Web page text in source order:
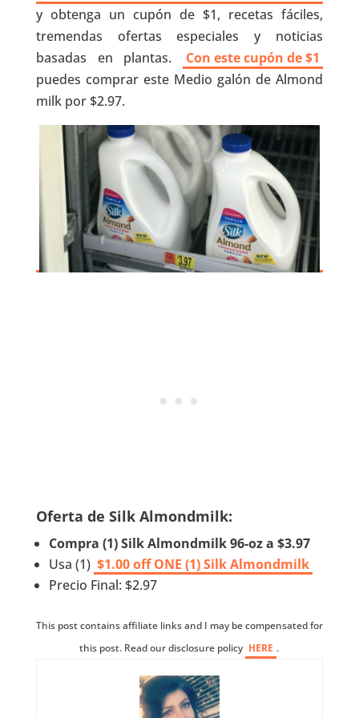
y obtenga un cupón de $1, recetas fáciles,
tremendas ofertas especiales y noticias
basadas en plantas.
Con este cupón de $1
puedes comprar este Medio galón de Almond
milk por $2.97.
Oferta de Silk Almondmilk:
Compra (1) Silk Almondmilk 96-oz a $3.97
Usa (1) $1.00 off ONE (1) Silk Almondmilk
Precio Final: $2.97
This post contains affiliate links and I may be compensated for
this post. Read our disclosure policy HERE .